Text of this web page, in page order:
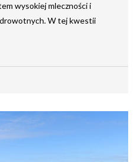
wysokiej mleczności i
W tej kwestii